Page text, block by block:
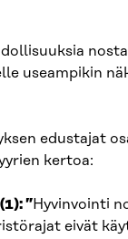
useampikin
edustajat
kertoa:
”Hyvinvointi
eivät